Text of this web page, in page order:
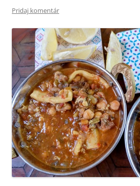
Pridaj komentár